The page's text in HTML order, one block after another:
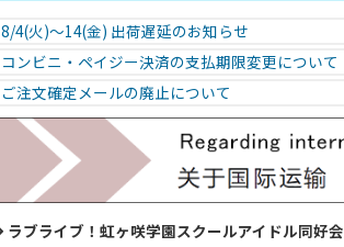
8/4(火)～14(金) 出荷遅延のお知らせ
コンビニ・ペイジー決済の支払期限変更について
ご注文確定メールの廃止について
ラブライブ！虹ヶ咲学園スクールアイドル同好会